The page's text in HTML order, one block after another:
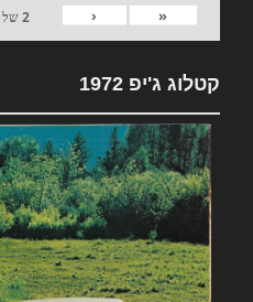
«
‹
2של
קטלוג ג'יפ 1972